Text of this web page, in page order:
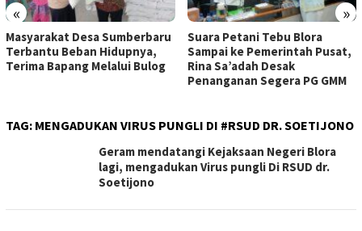
« »
Masyarakat Desa Sumberbaru
Terbantu Beban Hidupnya,
Terima Bapang Melalui Bulog
Suara Petani Tebu Blora
Sampai ke Pemerintah Pusat,
Rina Sa’adah Desak
Penanganan Segera PG GMM
TAG: MENGADUKAN VIRUS PUNGLI DI #RSUD DR. SOETIJONO
Geram mendatangi Kejaksaan Negeri Blora
lagi, mengadukan Virus pungli Di RSUD dr.
Soetijono